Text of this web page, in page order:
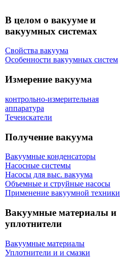
В целом о вакууме и
вакуумных системах
Свойства вакуума
Особенности вакуумных систем
Измерение вакуума
контрольно-измерительная
аппаратура
Течеискатели
Получение вакуума
Вакуумные конденсаторы
Насосные системы
Насосы для выс. вакуума
Объемные и струйные насосы
Применение вакуумной техники
Вакуумные материалы и
уплотнители
Вакуумные материалы
Уплотнители и и смазки